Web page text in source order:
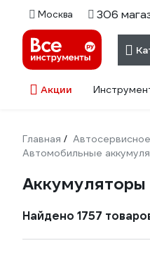
Москва 306
Акции
Главная /
Автомобильные
Аккумуляторы
Найдено 1757